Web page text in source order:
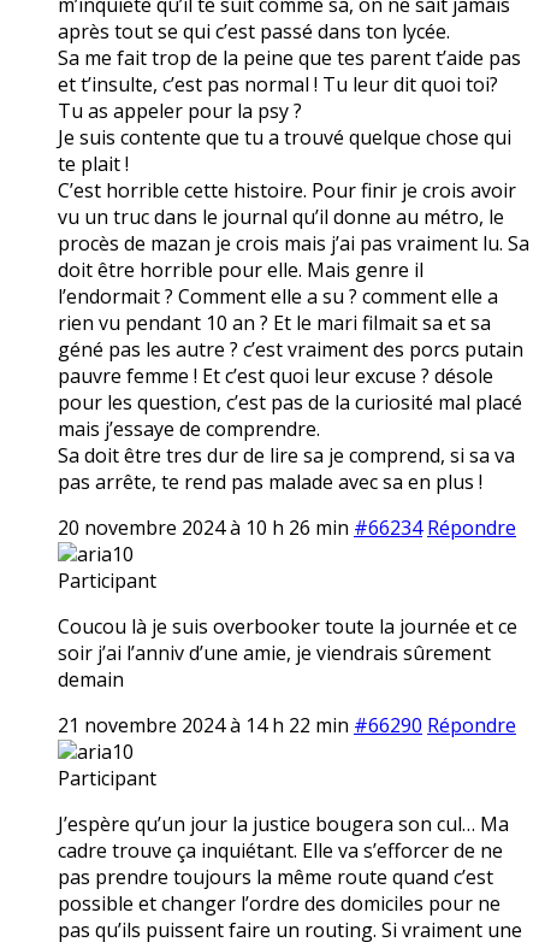
après tout se qui c’est passé dans ton lycée.
Sa me fait trop de la peine que tes parent t’aide pas
et t’insulte, c’est pas normal ! Tu leur dit quoi toi?
Tu as appeler pour la psy ?
Je suis contente que tu a trouvé quelque chose qui
te plait !
C’est horrible cette histoire. Pour finir je crois avoir
vu un truc dans le journal qu’il donne au métro, le
procès de mazan je crois mais j’ai pas vraiment lu. Sa
doit être horrible pour elle. Mais genre il
l’endormait ? Comment elle a su ? comment elle a
rien vu pendant 10 an ? Et le mari filmait sa et sa
géné pas les autre ? c’est vraiment des porcs putain
pauvre femme ! Et c’est quoi leur excuse ? désole
pour les question, c’est pas de la curiosité mal placé
mais j’essaye de comprendre.
Sa doit être tres dur de lire sa je comprend, si sa va
pas arrête, te rend pas malade avec sa en plus !
20 novembre 2024 à 10 h 26 min #66234 Répondre
aria10
Participant
Coucou là je suis overbooker toute la journée et ce
soir j’ai l’anniv d’une amie, je viendrais sûrement
demain
21 novembre 2024 à 14 h 22 min #66290 Répondre
aria10
Participant
J’espère qu’un jour la justice bougera son cul… Ma
cadre trouve ça inquiétant. Elle va s’efforcer de ne
pas prendre toujours la même route quand c’est
possible et changer l’ordre des domiciles pour ne
pas qu’ils puissent faire un routing. Si vraiment une